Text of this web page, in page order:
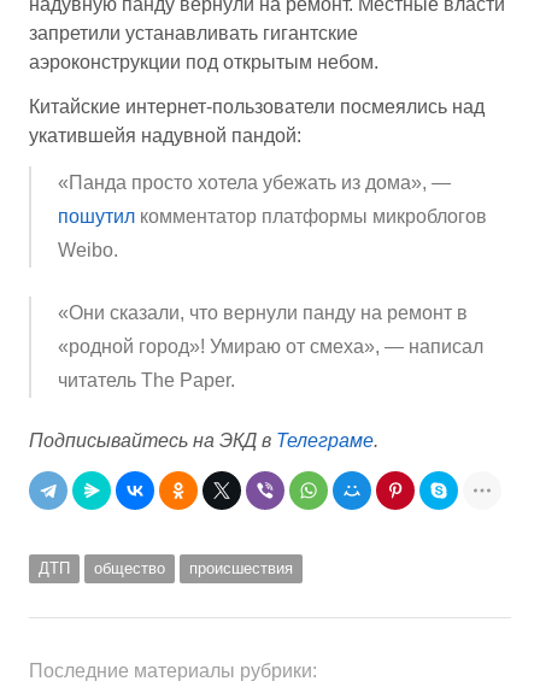
надувную панду вернули на ремонт. Местные власти
запретили устанавливать гигантские
аэроконструкции под открытым небом.
Китайские интернет-пользователи посмеялись над
укатившейя надувной пандой:
«Панда просто хотела убежать из дома», —
пошутил комментатор платформы микроблогов
Weibo.
«Они сказали, что вернули панду на ремонт в
«родной город»! Умираю от смеха», — написал
читатель The Paper.
Подписывайтесь на ЭКД в Телеграме.
ДТП общество происшествия
Последние материалы рубрики: